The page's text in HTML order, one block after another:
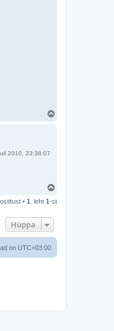
2010, 23:38:07
e
• 1 . leht 1-st
Hüppa
on UTC+03:00